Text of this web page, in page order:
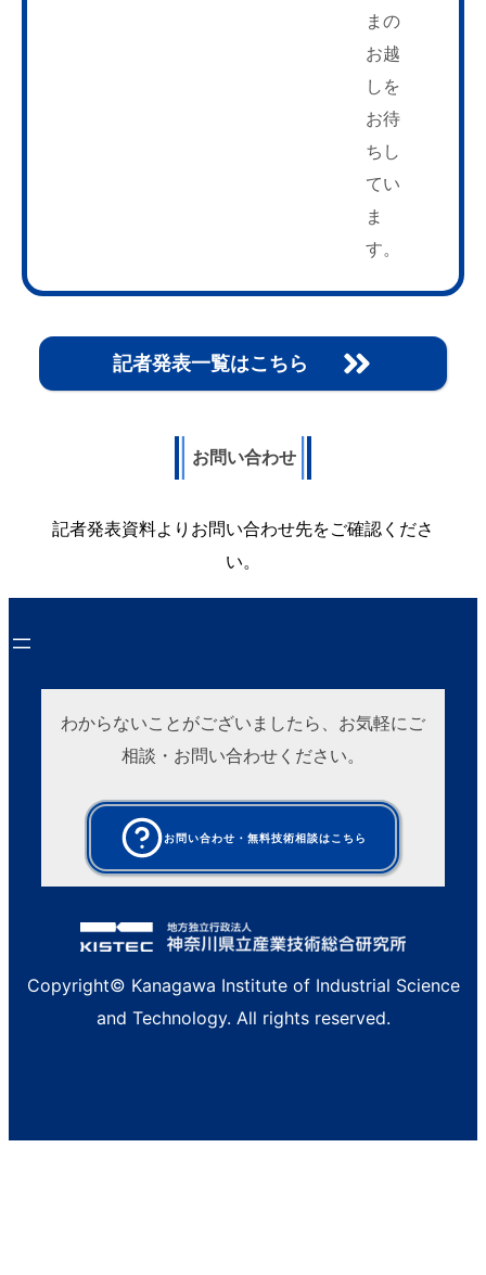
まの
お越
しを
お待
ちし
てい
ま
す。
記者発表一覧はこちら
お問い合わせ
記者発表資料よりお問い合わせ先をご確認くださ
い。
わからないことがございましたら、お気軽にご
相談・お問い合わせください。
お問い合わせ・無料技術相談はこちら
Copyright© Kanagawa Institute of Industrial Science
and Technology. All rights reserved.